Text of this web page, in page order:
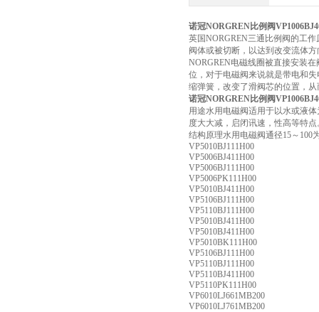
诺冠NORGREN比例阀
英国NORGREN三通比例阀的工
阀体或被切断，以达到改变流体
NORGREN电磁线圈被直接安装
位，对于电磁阀来说就是带电和
缩弹簧，改变了滑阀芯的位置，
诺冠NORGREN比例阀
用途水用电磁阀适用于以水或液
度大大减，启闭讯速，性高等特
结构原理水用电磁阀通径15～100
VP5010BJ111H00
VP5006BJ411H00
VP5006BJ111H00
VP5006PK111H00
VP5010BJ411H00
VP5106BJ111H00
VP5110BJ111H00
VP5010BJ411H00
VP5010BJ411H00
VP5010BK111H00
VP5106BJ111H00
VP5110BJ111H00
VP5110BJ411H00
VP5110PK111H00
VP6010LJ661MB200
VP6010LJ761MB200